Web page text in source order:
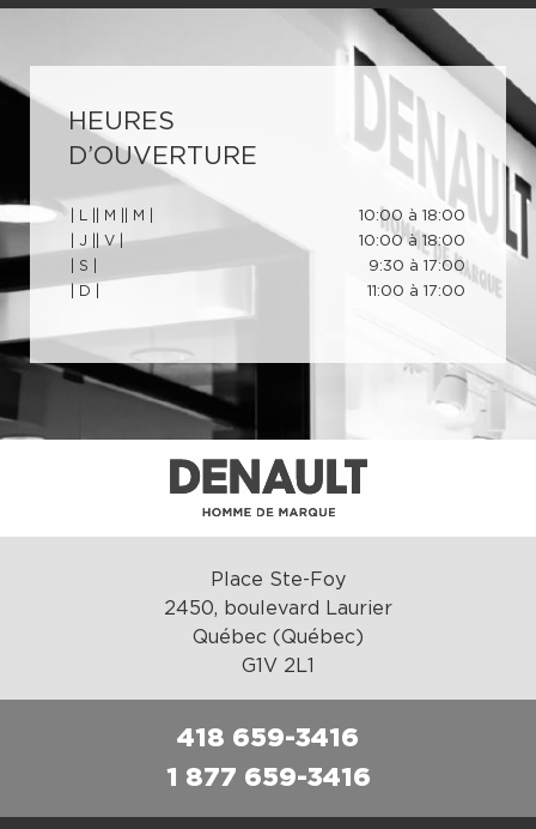
HEURES
D’OUVERTURE
| M | | M | 10:00 à 18:00
| J | | V | 10:00 à 18:00
| S | 9:30 à 17:00
| D | 11:00 à 17:00
Place Ste-Foy
2450, boulevard Laurier
Québec (Québec)
G1V 2L1
418 659-3416
1 877 659-3416